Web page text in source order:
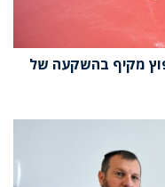
מקיף בהשקעה של